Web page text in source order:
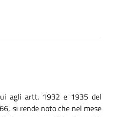
agli artt. 1932 e 1935 del
si rende noto che nel mese